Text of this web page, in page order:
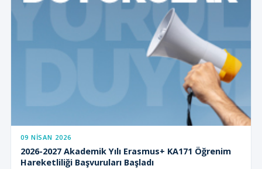
09 NISAN 2026
2026-2027 Akademik Yılı Erasmus+ KA171 Öğrenim
Hareketliliği Başvuruları Başladı